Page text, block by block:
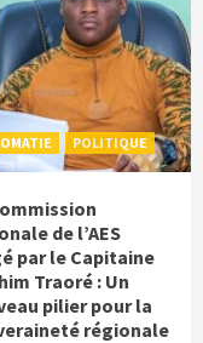
POLITIQUE
de l’AES
par le Capitaine
Traoré : Un
pilier pour la
régionale